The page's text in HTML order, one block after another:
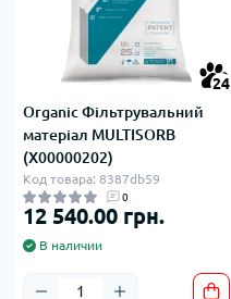
24
Organic Фільтрувальний
матеріал MULTISORB
(Х00000202)
Код товара: 8387db59
0
12 540.00 грн.
В наличии